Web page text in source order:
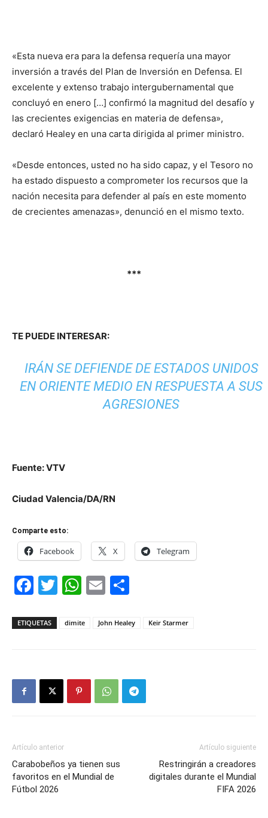
«Esta nueva era para la defensa requería una mayor
inversión a través del Plan de Inversión en Defensa. El
excelente y extenso trabajo intergubernamental que
concluyó en enero […] confirmó la magnitud del desafío y
las crecientes exigencias en materia de defensa»,
declaró Healey en una carta dirigida al primer ministro.
«Desde entonces, usted no ha sido capaz, y el Tesoro no
ha estado dispuesto a comprometer los recursos que la
nación necesita para defender al país en este momento
de crecientes amenazas», denunció en el mismo texto.
***
TE PUEDE INTERESAR:
IRÁN SE DEFIENDE DE ESTADOS UNIDOS
EN ORIENTE MEDIO EN RESPUESTA A SUS
AGRESIONES
Fuente: VTV
Ciudad Valencia/DA/RN
Comparte esto:
Facebook X Telegram
Facebook
Twitter
WhatsApp
Email
ETIQUETAS dimite John Healey Keir Starmer
Artículo anterior
Carabobeños ya tienen sus
favoritos en el Mundial de
Fútbol 2026
Artículo siguiente
Restringirán a creadores
digitales durante el Mundial
FIFA 2026